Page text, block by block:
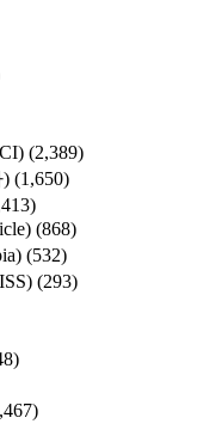
(2,389)
) (1,650)
(868)
(532)
(293)